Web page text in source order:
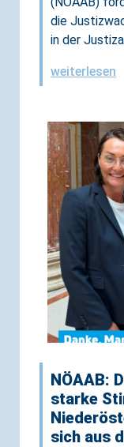
die
in der
weiterlesen
NÖAAB:
starke
sich aus